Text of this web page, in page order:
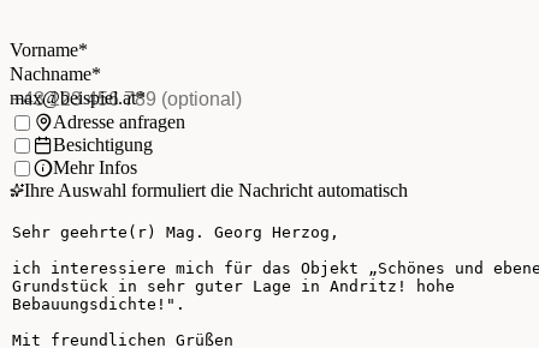
Vorname*
Nachname
Nachname*
E-Mail*(Pflichtfeld)
max@beispiel.at*
Telefon(optional)
Ich möchte:
Adresse anfragen
Besichtigung
Mehr Infos
Ihre Auswahl formuliert die Nachricht automatisch
Ihre Nachricht